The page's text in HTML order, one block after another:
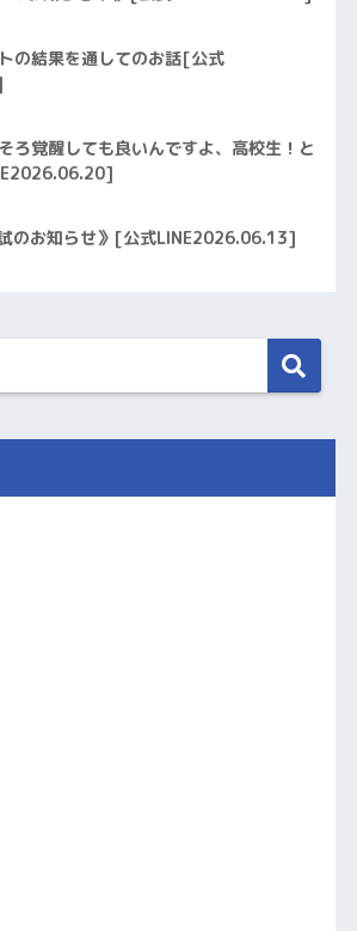
の結果を通してのお話[公式
ろ覚醒しても良いんですよ、高校生！と
のお知らせ》[公式LINE2026.06.13]